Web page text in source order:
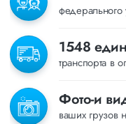
федерального
1548
транспорта в
Фото-и
ваших грузов